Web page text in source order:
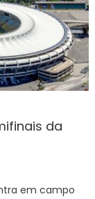
da
em campo